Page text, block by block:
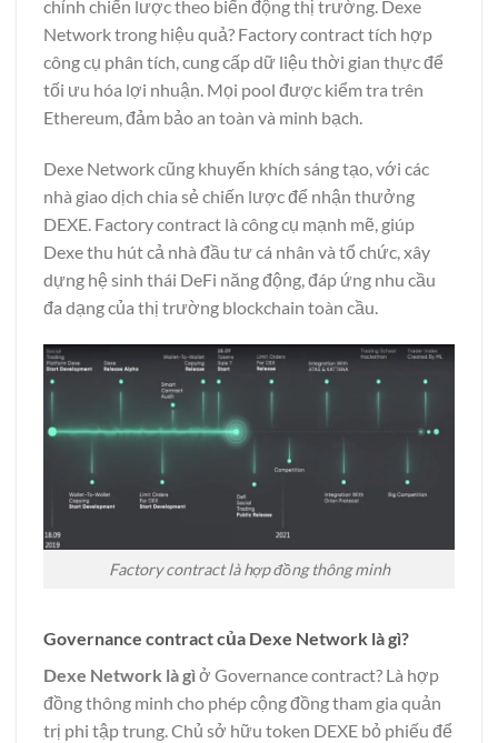
chỉnh chiến lược theo biến động thị trường. Dexe
Network trong hiệu quả? Factory contract tích hợp
công cụ phân tích, cung cấp dữ liệu thời gian thực để
tối ưu hóa lợi nhuận. Mọi pool được kiểm tra trên
Ethereum, đảm bảo an toàn và minh bạch.
Dexe Network cũng khuyến khích sáng tạo, với các
nhà giao dịch chia sẻ chiến lược để nhận thưởng
DEXE. Factory contract là công cụ mạnh mẽ, giúp
Dexe thu hút cả nhà đầu tư cá nhân và tổ chức, xây
dựng hệ sinh thái DeFi năng động, đáp ứng nhu cầu
đa dạng của thị trường blockchain toàn cầu.
Factory contract là hợp đồng thông minh
Governance contract của Dexe Network là gì?
Dexe Network là gì ở Governance contract? Là hợp
đồng thông minh cho phép cộng đồng tham gia quản
trị phi tập trung. Chủ sở hữu token DEXE bỏ phiếu để